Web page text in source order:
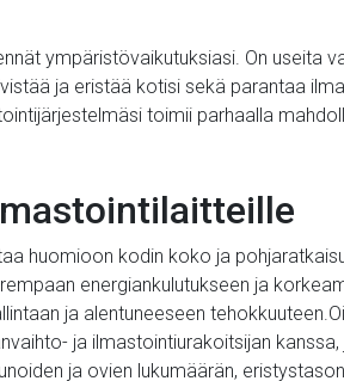
ympäristövaikutuksiasi. On useita
ja eristää kotisi sekä parantaa
toimii parhaalla
huomioon kodin koko ja
energiankulutukseen ja
ja alentuneeseen
ja ilmastointiurakoitsijan
ja ovien lukumäärän,